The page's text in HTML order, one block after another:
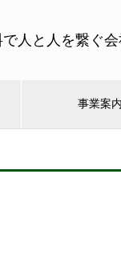
人と人を繋ぐ会
事業案内